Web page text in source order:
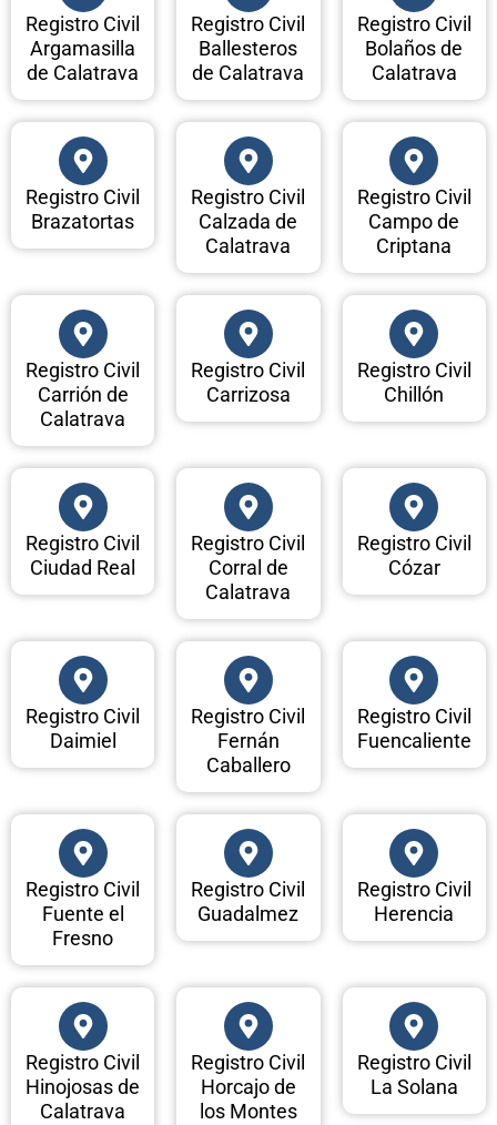
Registro Civil
Argamasilla
de Calatrava
Registro Civil
Ballesteros
de Calatrava
Registro Civil
Bolaños de
Calatrava
Registro Civil
Brazatortas
Registro Civil
Calzada de
Calatrava
Registro Civil
Campo de
Criptana
Registro Civil
Carrión de
Calatrava
Registro Civil
Carrizosa
Registro Civil
Chillón
Registro Civil
Ciudad Real
Registro Civil
Corral de
Calatrava
Registro Civil
Cózar
Registro Civil
Daimiel
Registro Civil
Fernán
Caballero
Registro Civil
Fuencaliente
Registro Civil
Fuente el
Fresno
Registro Civil
Guadalmez
Registro Civil
Herencia
Registro Civil
Hinojosas de
Calatrava
Registro Civil
Horcajo de
los Montes
Registro Civil
La Solana